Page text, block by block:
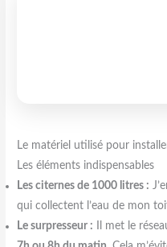
Le matériel utilisé pour
Les éléments indispensables
Les citernes de 1000 litres :
qui collectent l’eau de mon
Le surpresseur : Il met le